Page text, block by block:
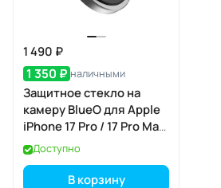
1 490 ₽
1 350 ₽ наличными
Защитное стекло на
камеру BlueO для Apple
iPhone 17 Pro / 17 Pro Max,
Aluminium, 3 шт., Silver
(серебристый), с
аппликатором
Доступно
В корзину